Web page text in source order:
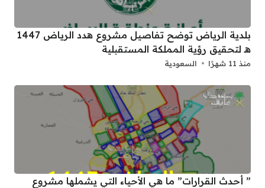
بلدية الرياض توضح تفاصيل مشروع هدد الرياض 1447
هـ لتحقيق رؤية المملكة المستقبلية
منذ 11 شهرًا السعودية
” أحدث القرارات” ما هي الأحياء التي يشملها مشروع